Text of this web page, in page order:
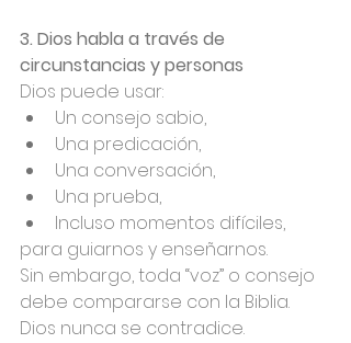
3. Dios habla a través de
circunstancias y personas
Dios puede usar:
Un consejo sabio,
Una predicación,
Una conversación,
Una prueba,
Incluso momentos difíciles,
para guiarnos y enseñarnos.
Sin embargo, toda “voz” o consejo
debe compararse con la Biblia.
Dios nunca se contradice.